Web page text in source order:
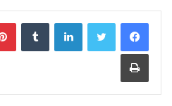
لينكدإن
طباعة